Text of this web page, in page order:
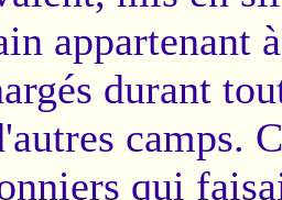
appartenant
durant
camps.
qui